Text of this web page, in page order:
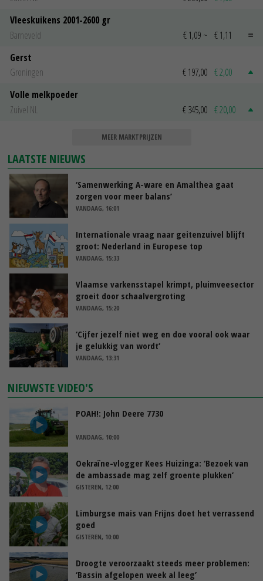
Vleeskuikens 2001-2600 gr
Barneveld
€ 1,09 ~ € 1,11
Gerst
Groningen
€ 197,00 € 2,00
Volle melkpoeder
Zuivel NL
€ 345,00 € 20,00
MEER MARKTPRIJZEN
LAATSTE NIEUWS
‘Samenwerking A-ware en Amalthea gaat
zorgen voor meer balans’
VANDAAG, 16:01
Internationale vraag naar geitenzuivel blijft
groot: Nederland in Europese top
VANDAAG, 15:33
Vlaamse varkensstapel krimpt, pluimveesector
groeit door schaalvergroting
VANDAAG, 15:20
‘Cijfer jezelf niet weg en doe vooral ook waar
je gelukkig van wordt’
VANDAAG, 13:31
NIEUWSTE VIDEO'S
POAH!: John Deere 7730
VANDAAG, 10:00
Oekraïne-vlogger Kees Huizinga: ‘Bezoek van
de ambassade mag zelf groente plukken’
GISTEREN, 12:00
Limburgse mais van Frijns doet het verrassend
goed
GISTEREN, 10:00
Droogte veroorzaakt steeds meer problemen:
‘Bassin afgelopen week al leeg’